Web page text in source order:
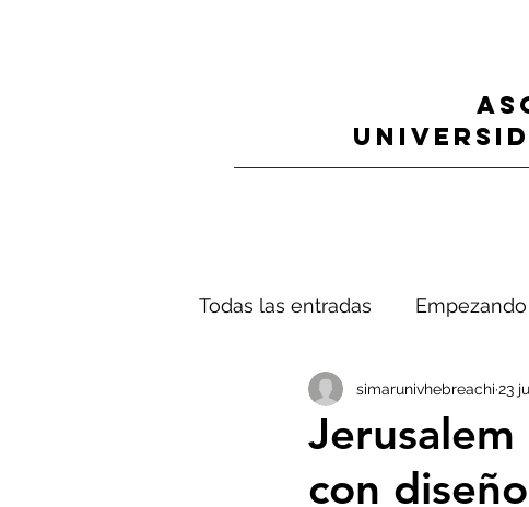
Todas las entradas Empezando
con diseño
simarunivhebreachi 23